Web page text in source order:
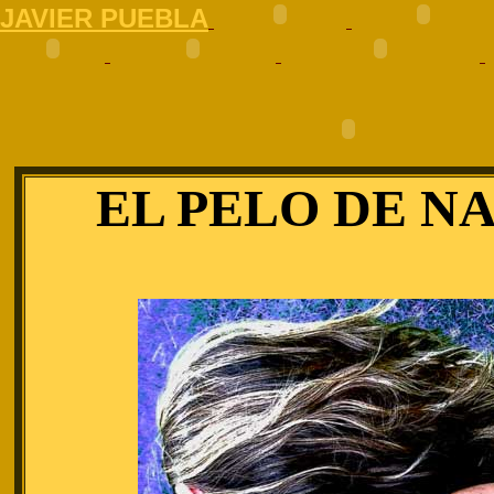
JAVIER PUEBLA
EL PELO DE